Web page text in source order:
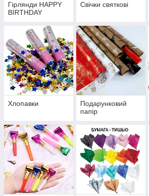
Гірлянди HAPPY
BIRTHDAY
Свічки святкові
Хлопавки
Подарунковий
папір